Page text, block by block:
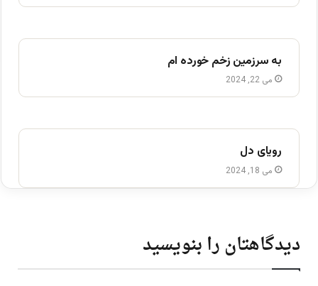
به سرزمین زخم خورده ام
می 22, 2024
رویای دل
می 18, 2024
دیدگاهتان را بنویسید